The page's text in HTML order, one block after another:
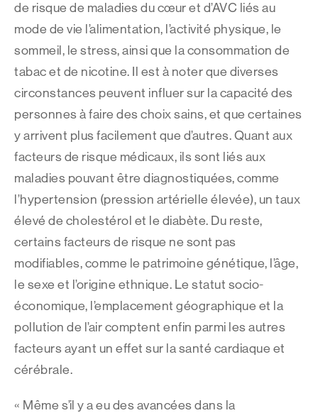
de risque de maladies du cœur et d’AVC liés au
mode de vie l’alimentation, l’activité physique, le
sommeil, le stress, ainsi que la consommation de
tabac et de nicotine. Il est à noter que diverses
circonstances peuvent influer sur la capacité des
personnes à faire des choix sains, et que certaines
y arrivent plus facilement que d’autres. Quant aux
facteurs de risque médicaux, ils sont liés aux
maladies pouvant être diagnostiquées, comme
l’hypertension (pression artérielle élevée), un taux
élevé de cholestérol et le diabète. Du reste,
certains facteurs de risque ne sont pas
modifiables, comme le patrimoine génétique, l’âge,
le sexe et l’origine ethnique. Le statut socio-
économique, l’emplacement géographique et la
pollution de l’air comptent enfin parmi les autres
facteurs ayant un effet sur la santé cardiaque et
cérébrale.
« Même s’il y a eu des avancées dans la